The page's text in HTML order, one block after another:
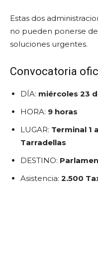
Estas dos
no pueden ponerse
soluciones urgentes.
Convocatoria
DÍA: miércoles 23
HORA: 9 horas
LUGAR: Terminal 1
Tarradellas
DESTINO:
Asistencia: 2.500